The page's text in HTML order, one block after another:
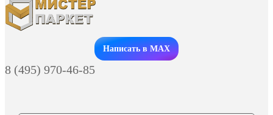
Заказать звонок
Написать в MAX
8 (495) 970-46-85